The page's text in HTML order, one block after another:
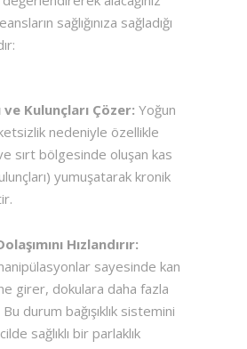
sağlığınıza sağladığı
ve Kulunçları Çözer: Yoğun
nedeniyle özellikle
sırt bölgesinde oluşan kas
yumuşatarak kronik
Hızlandırır:
sayesinde kan
girer, dokulara daha fazla
durum bağışıklık sistemini
sağlıklı bir parlaklık